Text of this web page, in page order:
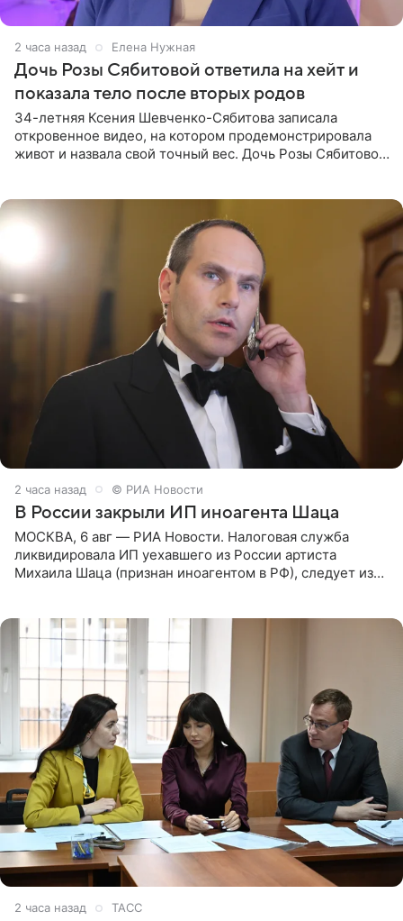
2 часа назад Елена Нужная
Дочь Розы Сябитовой ответила на хейт и
показала тело после вторых родов
34-летняя Ксения Шевченко-Сябитова записала
откровенное видео, на котором продемонстрировала
живот и назвала свой точный вес. Дочь Розы Сябитовой
2 часа назад © РИА Новости
В России закрыли ИП иноагента Шаца
МОСКВА, 6 авг — РИА Новости. Налоговая служба
ликвидировала ИП уехавшего из России артиста
Михаила Шаца (признан иноагентом в РФ), следует из
2 часа назад ТАСС